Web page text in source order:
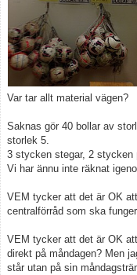
Anläggningar
Var tar allt material vägen?
Saknas gör 40 bollar av
storlek 5.
3 stycken stegar, 2 stycken
Vi har ännu inte räknat
VEM tycker att det är OK
centralförråd som ska
VEM tycker att det är OK
direkt på måndagen? Men
står utan på sin